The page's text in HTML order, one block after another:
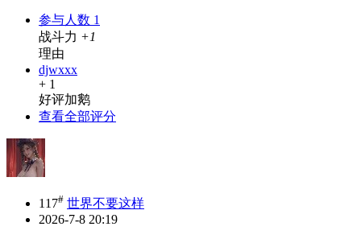
参与人数 1
战斗力 +1
理由
djwxxx
+ 1
好评加鹅
查看全部评分
117# 世界不要这样
2026-7-8 20:19